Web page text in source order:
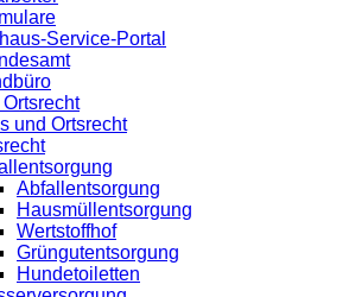
Service-Portal
Ortsrecht
und Ortsrecht
Abfallentsorgung
Hausmüllentsorgung
Wertstoffhof
Grüngutentsorgung
Hundetoiletten